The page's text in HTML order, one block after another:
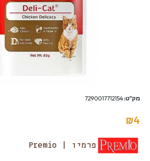
מק"ט:7290017712154
₪4
פרמיו | Premio